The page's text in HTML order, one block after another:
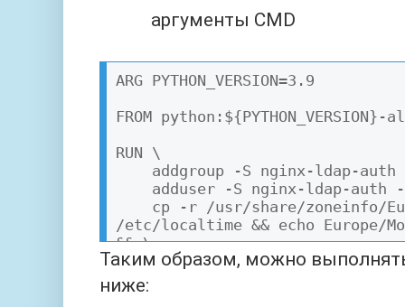
аргументы CMD
ARG PYTHON_VERSION=3.9
FROM python:${PYTHON_VERSION}-
RUN \
/etc/localtime && echo Europe/
&& \
    apk --no-cache add openldap-dev && \
    apk --no-cache add --virtual build-dependencies
build-base && \
Таким образом, можно
ниже: